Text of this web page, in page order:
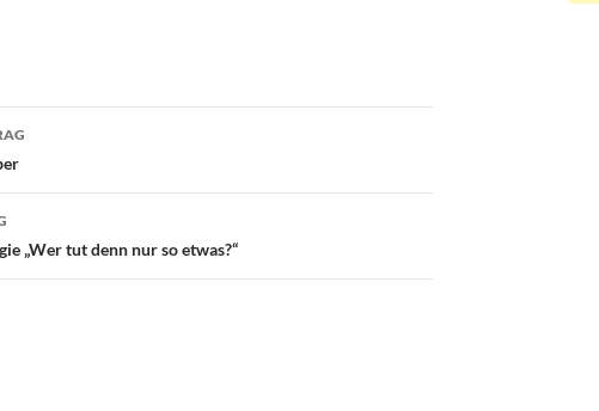
„Wer tut denn nur so etwas?“